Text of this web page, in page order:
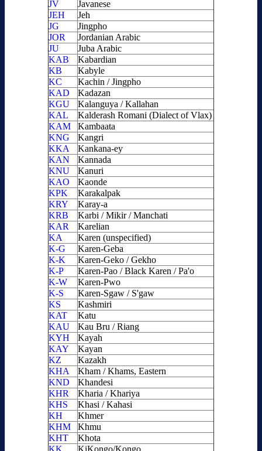
JV
Javanese
JEH
Jeh
JG
Jingpho
JOR
Jordanian Arabic
JU
Juba Arabic
KAB
Kabardian
KB
Kabyle
KC
Kachin / Jingpho
KAD
Kadazan
KGU
Kalanguya / Kallahan
KAL
Kalderash Romani (Dialect of Vlax)
KAM
Kambaata
KNG
Kangri
KKA
Kankana-ey
KAN
Kannada
KNU
Kanuri
KAO
Kaonde
KPK
Karakalpak
KRY
Karay-a
KRB
Karbi / Mikir / Manchati
KAR
Karelian
KA
Karen (unspecified)
K-G
Karen-Geba
K-K
Karen-Geko / Gekho
K-P
Karen-Pao / Black Karen / Pa'o
K-W
Karen-Pwo
K-S
Karen-Sgaw / S'gaw
KS
Kashmiri
KAT
Katu
KAU
Kau Bru / Riang
KYH
Kayah
KAY
Kayan
KZ
Kazakh
KHA
Kham / Khams, Eastern
KND
Khandesi
KHR
Kharia / Khariya
KHS
Khasi / Kahasi
KH
Khmer
KHM
Khmu
KHT
Khota